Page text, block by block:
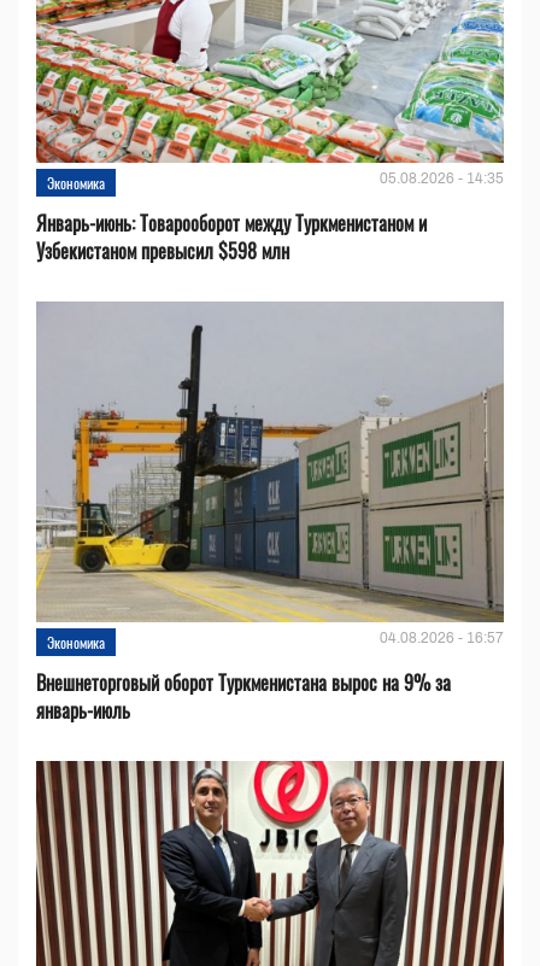
Экономика 05.08.2026 - 14:35
Январь-июнь: Товарооборот между Туркменистаном и
Узбекистаном превысил $598 млн
Экономика 04.08.2026 - 16:57
Внешнеторговый оборот Туркменистана вырос на 9% за
январь-июль